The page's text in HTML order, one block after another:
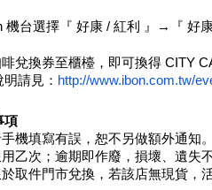
機台選擇『 好康 / 紅利 』→『 好
兌換券至櫃檯，即可換得 CITY
請見： http://www.ibon.com.tw/
項
機填寫有誤，恕不另做額外通知。
乙次；逾期即作廢，損壞、遺失
取件門市兌換，若該店無現貨，